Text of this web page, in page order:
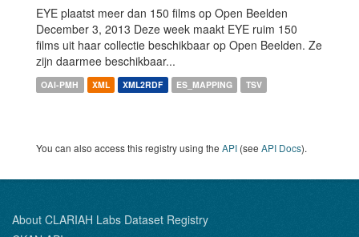
EYE plaatst meer dan 150 films op Open Beelden
December 3, 2013 Deze week maakt EYE ruim 150
films uit haar collectie beschikbaar op Open Beelden. Ze
zijn daarmee beschikbaar...
OAI-PMH XML XML2RDF ES_MAPPING TSV
You can also access this registry using the API (see API Docs).
About CLARIAH Labs Dataset Registry